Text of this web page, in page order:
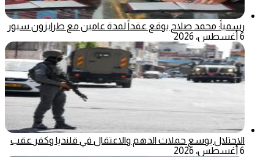
رسمياً: محمد صلاح يوقع عقداً لمدة عامين مع طرابزون سبور
6 أغسطس، 2026
الاحتلال يوسع حملات الدهم والاعتقال في قلنديا وكفر عقب
6 أغسطس، 2026